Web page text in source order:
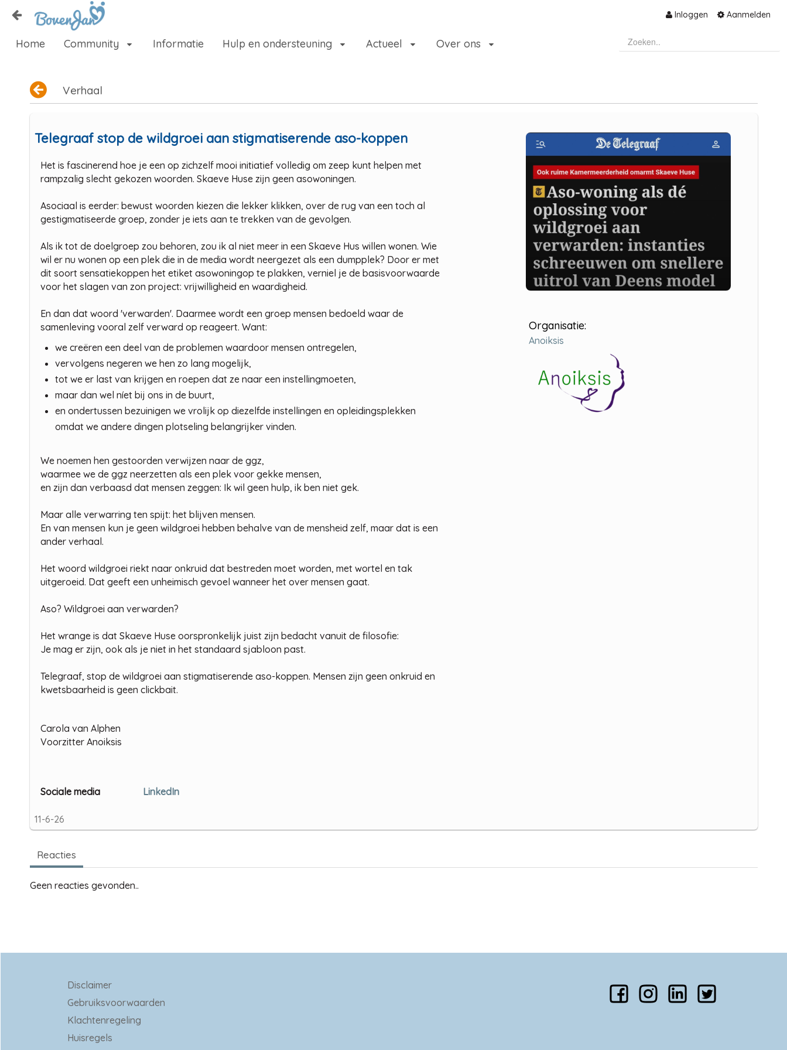
Inloggen Aanmelden
Home
Home Community Informatie Hulp en ondersteuning Actueel Over ons
Verhaal
Telegraaf stop de wildgroei aan stigmatiserende aso-koppen
Het is fascinerend hoe je een op zichzelf mooi initiatief volledig om zeep kunt helpen met
rampzalig slecht gekozen woorden. Skaeve Huse zijn geen asowoningen.
Asociaal is eerder: bewust woorden kiezen die lekker klikken, over de rug van een toch al
gestigmatiseerde groep, zonder je iets aan te trekken van de gevolgen.
Als ik tot de doelgroep zou behoren, zou ik al niet meer in een Skaeve Hus willen wonen. Wie
wil er nu wonen op een plek die in de media wordt neergezet als een dumpplek? Door er met
dit soort sensatiekoppen het etiket asowoningop te plakken, verniel je de basisvoorwaarde
voor het slagen van zon project: vrijwilligheid en waardigheid.
En dan dat woord 'verwarden'. Daarmee wordt een groep mensen bedoeld waar de
samenleving vooral zelf verward op reageert. Want:
we creëren een deel van de problemen waardoor mensen ontregelen,
vervolgens negeren we hen zo lang mogelijk,
tot we er last van krijgen en roepen dat ze naar een instellingmoeten,
maar dan wel níet bij ons in de buurt,
en ondertussen bezuinigen we vrolijk op diezelfde instellingen en opleidingsplekken
omdat we andere dingen plotseling belangrijker vinden.
We noemen hen gestoorden verwijzen naar de ggz,
waarmee we de ggz neerzetten als een plek voor gekke mensen,
en zijn dan verbaasd dat mensen zeggen: Ik wil geen hulp, ik ben niet gek.
Maar alle verwarring ten spijt: het blijven mensen.
En van mensen kun je geen wildgroei hebben behalve van de mensheid zelf, maar dat is een
ander verhaal.
Het woord wildgroei riekt naar onkruid dat bestreden moet worden, met wortel en tak
uitgeroeid. Dat geeft een unheimisch gevoel wanneer het over mensen gaat.
Aso? Wildgroei aan verwarden?
Het wrange is dat Skaeve Huse oorspronkelijk juist zijn bedacht vanuit de filosofie:
Je mag er zijn, ook als je niet in het standaard sjabloon past.
Telegraaf, stop de wildgroei aan stigmatiserende aso-koppen. Mensen zijn geen onkruid en
kwetsbaarheid is geen clickbait.
Carola van Alphen
Voorzitter Anoiksis
Sociale media LinkedIn
11-6-26
Organisatie:
Anoiksis
Reacties
Geen reacties gevonden..
Disclaimer
Gebruiksvoorwaarden
Klachtenregeling
Huisregels